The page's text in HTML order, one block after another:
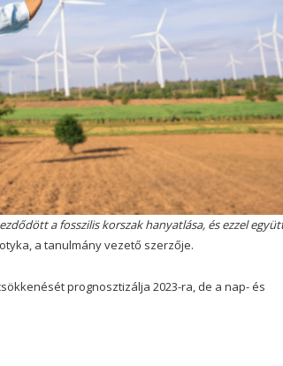
a fosszilis korszak hanyatlása, és ezzel
a tanulmány vezető szerzője.
prognosztizálja 2023-ra, de a nap- és